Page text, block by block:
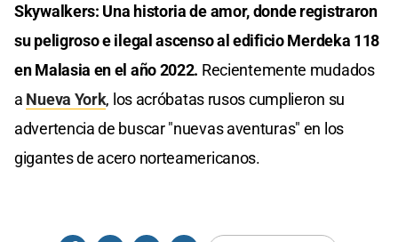
Skywalkers: Una historia de amor, donde registraron
su peligroso e ilegal ascenso al edificio Merdeka 118
en Malasia en el año 2022. Recientemente mudados
a Nueva York, los acróbatas rusos cumplieron su
advertencia de buscar "nuevas aventuras" en los
gigantes de acero norteamericanos.